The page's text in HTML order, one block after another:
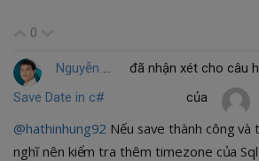
0
Nguyễn Hữu Kim
đã nhận xét cho câu
Save Date in c#
của
@hathinhung92 Nếu save thành công và
nghĩ nên kiểm tra thêm timezone của